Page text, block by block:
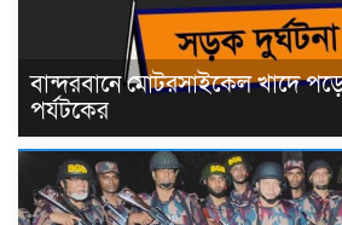
বান্দরবানে মোটরসাইকেল খাদে
পর্যটকের